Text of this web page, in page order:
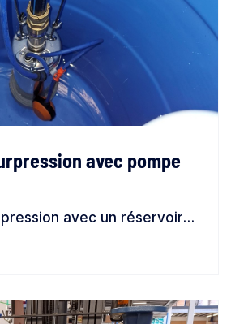
avec pompe
Groupe de surpression avec un réservoir de stockage en PE type CV, une pompe submersible NK et un régulateur électronique type CONTROLMATIC